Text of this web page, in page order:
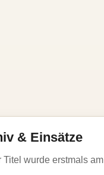
& Einsätze
Titel wurde erstmals am